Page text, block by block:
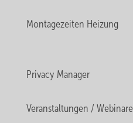
Montagezeiten Heizung
Privacy Manager
Veranstaltungen / Webinare